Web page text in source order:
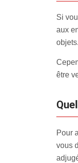
Si
aux
être
Pour
vous